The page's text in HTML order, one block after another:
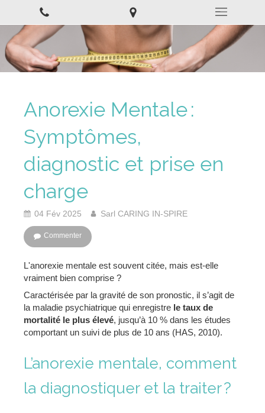
Anorexie Mentale :
Symptômes,
diagnostic et prise en
charge
04 Fév 2025 Sarl CARING IN-SPIRE
Commenter
L'anorexie mentale est souvent citée, mais est-elle
vraiment bien comprise ?
Caractérisée par la gravité de son pronostic, il s’agit de
la maladie psychiatrique qui enregistre le taux de
mortalité le plus élevé, jusqu’à 10 % dans les études
comportant un suivi de plus de 10 ans (HAS, 2010).
L’anorexie mentale, comment
la diagnostiquer et la traiter ?